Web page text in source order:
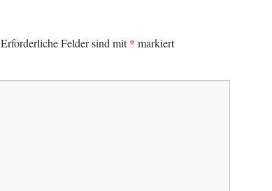
Erforderliche Felder sind mit* markiert